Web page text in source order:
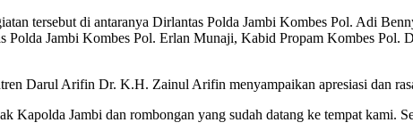
tersebut di antaranya Dirlantas Polda Jambi Kombes Pol. Adi
Polda Jambi Kombes Pol. Erlan Munaji, Kabid Propam Kombes
Darul Arifin Dr. K.H. Zainul Arifin menyampaikan apresiasi dan
Kapolda Jambi dan rombongan yang sudah datang ke tempat kami.